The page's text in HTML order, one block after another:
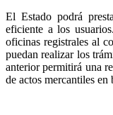
El Estado podrá
eficiente a los
oficinas registrales al
puedan realizar los
anterior permitirá una
de actos mercantiles en